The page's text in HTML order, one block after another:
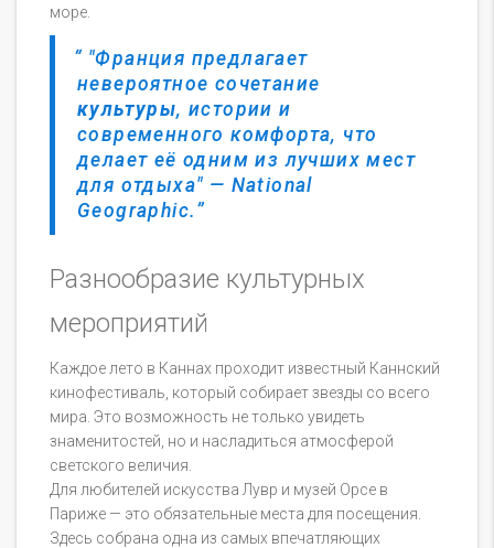
море.
"Франция предлагает
невероятное сочетание
культуры, истории и
современного комфорта, что
делает её одним из лучших мест
для отдыха" — National
Geographic.
Разнообразие культурных
мероприятий
Каждое лето в Каннах проходит известный Каннский
кинофестиваль, который собирает звезды со всего
мира. Это возможность не только увидеть
знаменитостей, но и насладиться атмосферой
светского величия.
Для любителей искусства Лувр и музей Орсе в
Париже — это обязательные места для посещения.
Здесь собрана одна из самых впечатляющих